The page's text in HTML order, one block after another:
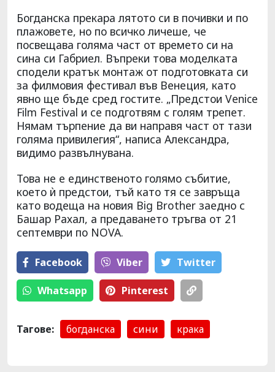
Богданска прекара лятото си в почивки и по
плажовете, но по всичко личеше, че
посвещава голяма част от времето си на
сина си Габриел. Въпреки това моделката
сподели кратък монтаж от подготовката си
за филмовия фестивал във Венеция, като
явно ще бъде сред гостите. „Предстои Venice
Film Festival и се подготвям с голям трепет.
Нямам търпение да ви направя част от тази
голяма привилегия“, написа Александра,
видимо развълнувана.
Това не е единственото голямо събитие,
което ѝ предстои, тъй като тя се завръща
като водеща на новия Big Brother заедно с
Башар Рахал, а предаването тръгва от 21
септември по NOVA.
Facebook Viber Тwitter
Whatsapp Pinterest
Тагове: богданска сини крака